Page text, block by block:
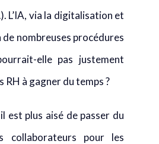
L’IA, via la digitalisation et
nombreuses procédures
elle pas justement
RH à gagner du temps ?
est plus aisé de passer du
collaborateurs pour les